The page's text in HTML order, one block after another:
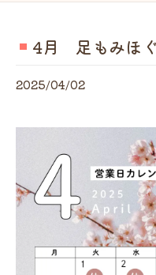
4月 足もみほ
2025/04/02